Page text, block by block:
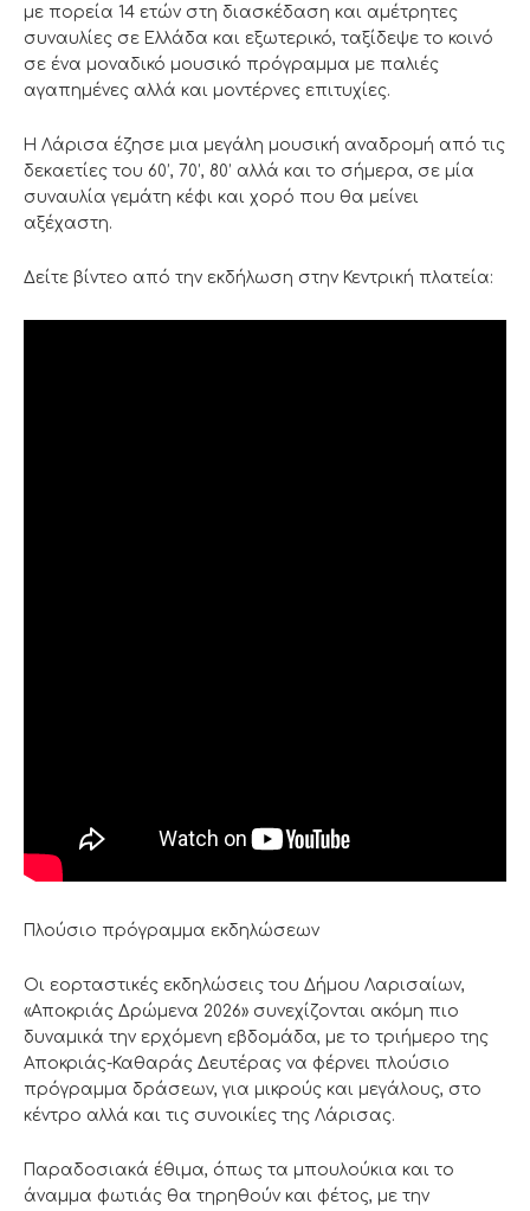
με πορεία 14 ετών στη διασκέδαση και αμέτρητες
συναυλίες σε Ελλάδα και εξωτερικό, ταξίδεψε το κοινό
σε ένα μοναδικό μουσικό πρόγραμμα με παλιές
αγαπημένες αλλά και μοντέρνες επιτυχίες.
Η Λάρισα έζησε μια μεγάλη μουσική αναδρομή από τις
δεκαετίες του 60’, 70’, 80’ αλλά και το σήμερα, σε μία
συναυλία γεμάτη κέφι και χορό που θα μείνει
αξέχαστη.
Δείτε βίντεο από την εκδήλωση στην Κεντρική πλατεία:
Πλούσιο πρόγραμμα εκδηλώσεων
Οι εορταστικές εκδηλώσεις του Δήμου Λαρισαίων,
«Αποκριάς Δρώμενα 2026» συνεχίζονται ακόμη πιο
δυναμικά την ερχόμενη εβδομάδα, με το τριήμερο της
Αποκριάς-Καθαράς Δευτέρας να φέρνει πλούσιο
πρόγραμμα δράσεων, για μικρούς και μεγάλους, στο
κέντρο αλλά και τις συνοικίες της Λάρισας.
Παραδοσιακά έθιμα, όπως τα μπουλούκια και το
άναμμα φωτιάς θα τηρηθούν και φέτος, με την